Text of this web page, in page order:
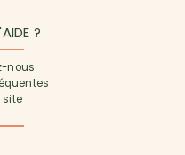
?
nous
site